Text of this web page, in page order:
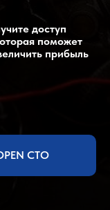
доступ
поможет
прибыль
СТО